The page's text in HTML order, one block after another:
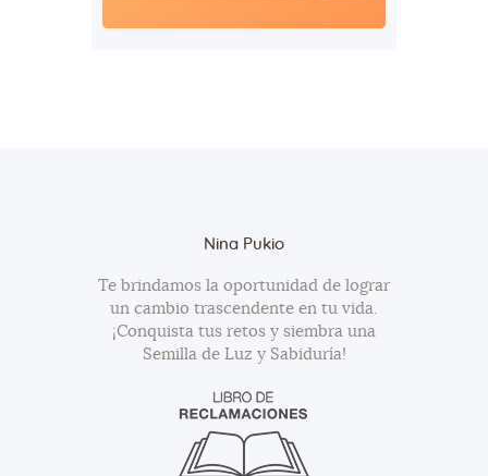
Nina Pukio
Te brindamos la oportunidad de lograr
un cambio trascendente en tu vida.
¡Conquista tus retos y siembra una
Semilla de Luz y Sabiduría!